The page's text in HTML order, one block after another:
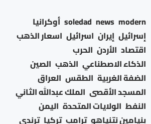
modern
news
soledad أوكرانيا
إسرائيل إيران اسرائيل اسعار الذهب
اقتصاد الأردن الحرب
الذكاء الاصطناعي الذهب الصين
الضفة الغربية الطقس العراق
المسجد الأقصى الملك عبدالله الثاني
النفط الولايات المتحدة اليمن
بنيامين نتنياهو ترامب تركيا ترندي